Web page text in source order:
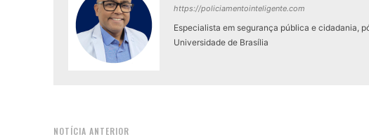
https://policiamentointeligente.com
Especialista em segurança pública e cidadania,
Universidade de Brasília
NOTÍCIA ANTERIOR